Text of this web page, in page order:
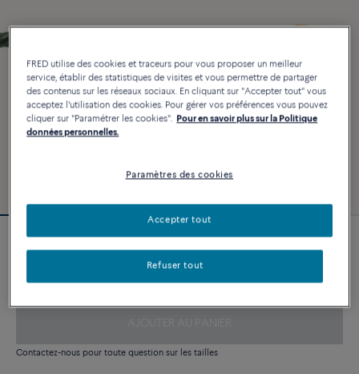
Câble kaki
Contactez-nous pour toute question sur les tailles
FRED utilise des cookies et traceurs pour vous proposer un meilleur
service, établir des statistiques de visites et vous permettre de partager
des contenus sur les réseaux sociaux. En cliquant sur "Accepter tout" vous
acceptez l'utilisation des cookies. Pour gérer vos préférences vous pouvez
cliquer sur "Paramétrer les cookies". Pour en savoir plus sur la Politique
données personnelles.
Paramètres des cookies
Refuser tout
Accepter tout